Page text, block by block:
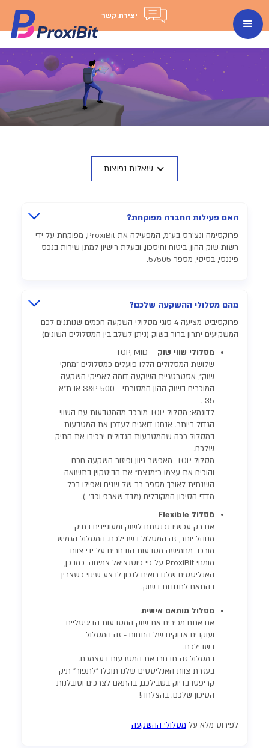
יצירת קשר
שאלות נפוצות
האם פעילות החברה מפוקחת?
פרוקסימה ונצ'רס בע"מ, המפעילה את ProxiBit, מפוקחת על ידי
רשות שוק ההון, ביטוח וחיסכון, ובעלת רישיון למתן שירות בנכס
פיננסי, בסיסי, מספר 57505.
מהם מסלולי ההשקעה שלכם?
פרוקסיביט מציעה 4 סוגי מסלולי השקעה חכמים שנותנים לכם
המשקיעים יתרון ברור בשוק (ניתן לשלב בין המסלולים השונים)
מסלולי שווי שוק – TOP, MID
שלושת המסלולים הללו פועלים כמסלולים "מחקי
שוק", אסטרטגיית השקעה דומה לאפיקי השקעה
המוכרים בשוק ההון המסורתי - S&P 500 או ת"א
35 .
לדוגמא: מסלול TOP מורכב מהמטבעות עם השווי
הגדול ביותר. אנחנו דואגים לעדכן את המטבעות
במסלול ככה שהמטבעות הגדולים ירכיבו את התיק
שלכם.
מסלול TOP מאפשר גיוון ופיזור השקעה חכם
והוכיח את עצמו כ"מנצח" את הביטקוין בתשואה
השנתית לאורך מספר רב של שנים ואפילו בכל
מדדי הסיכון המקובלים (מדד שארפ וכד'..).
מסלול Flexible
אם רק עכשיו נכנסתם לשוק ומעוניינים בתיק
מנוהל יותר, זה המסלול בשבילכם. המסלול הגמיש
מורכב מחמישה מטבעות הנבחרים על ידי צוות
מומחי ProxiBit על פי פוטנציאל צמיחה. כמו כן,
האנליסטים שלנו רואים לנכון לבצע שינוי כשצריך
בהתאם לתנודות בשוק.
מסלול מותאם אישית
אם אתם מכירים את שוק המטבעות הדיגיטליים
ועוקבים אדוקים של התחום - זה המסלול
בשבילכם.
במסלול זה תבחרו את המטבעות בעצמכם.
בעזרת צוות האנליסטים שלנו תוכלו "לתפור" תיק
קריפטו בדיוק בשבילכם, בהתאם לצרכים וסובלנות
הסיכון שלכם. בהצלחה!
לפירוט מלא על מסלולי ההשקעה